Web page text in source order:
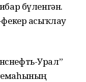
бүленгән.
фекер асыҡлау
Урал”